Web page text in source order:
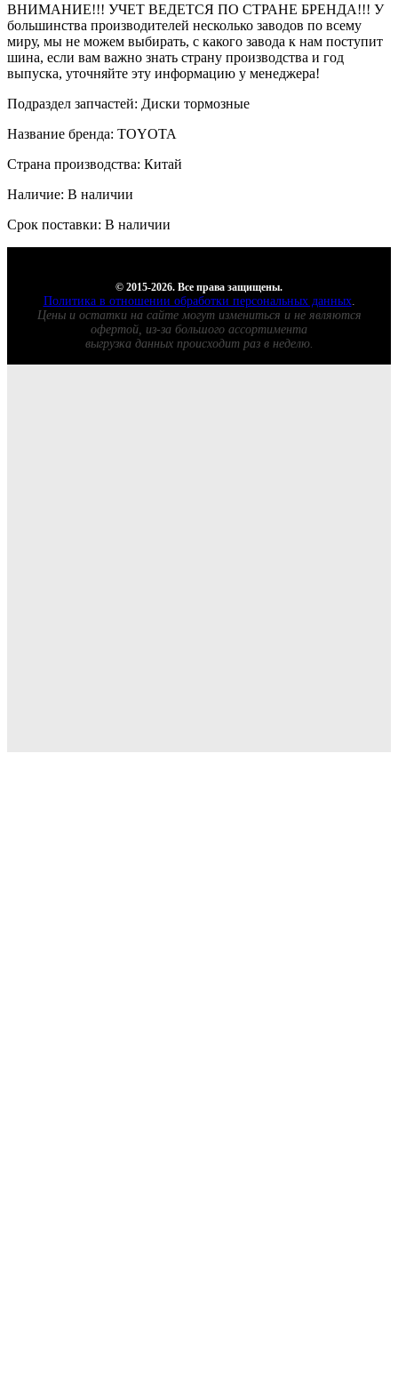
ВНИМАНИЕ!!! УЧЕТ ВЕДЕТСЯ ПО СТРАНЕ БРЕНДА!!! У
большинства производителей несколько заводов по всему
миру, мы не можем выбирать, с какого завода к нам поступит
шина, если вам важно знать страну производства и год
выпуска, уточняйте эту информацию у менеджера!
Подраздел запчастей: Диски тормозные
Название бренда: TOYOTA
Страна производства: Китай
Наличие: В наличии
Срок поставки: В наличии
© 2015-2026. Все права защищены.
Политика в отношении обработки персональных данных.
Цены и остатки на сайте могут измениться и не являются
офертой, из-за большого ассортимента
выгрузка данных происходит раз в неделю.